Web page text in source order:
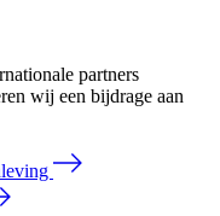
partners
wij een bijdrage aan